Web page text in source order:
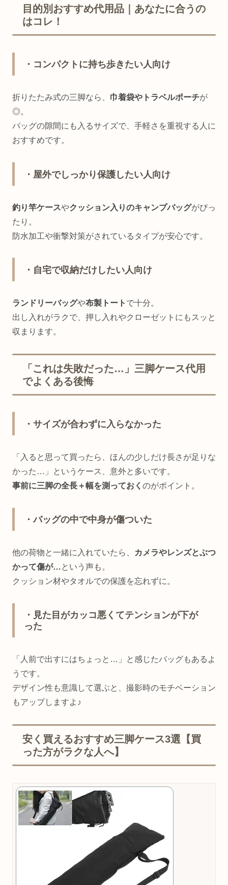
目的別おすすめ代用品｜あなたに合うの
はコレ！
・コンパクトに持ち歩きたい人向け
折りたたみ式の三脚なら、 巾着袋やトラベルポーチが
◎。
バッグの隙間にも入るサイズで、手軽さを重視する人に
おすすめです。
・屋外でしっかり保護したい人向け
釣り竿ケースやクッション入りのキャンプバッグがぴっ
たり。
防水加工や衝撃対策がされているタイプが安心です。
・自宅で収納だけしたい人向け
ランドリーバッグや布製トート で十分。
出し入れがラクで、押し入れやクローゼットにもスッと
収まります。
「これは失敗だった…」三脚ケース代用
でよくある後悔
・サイズが合わずに入らなかった
「入ると思って買ったら、ほんの少しだけ長さが足りな
かった…」というケース、意外と多いです。
事前に三脚の全長＋幅を測っておく のがポイント。
・バッグの中で中身が傷ついた
他の荷物と一緒に入れていたら、
カメラやレンズとぶつ
かって傷が…という声も。
クッション材やタオルでの保護を忘れずに。
・見た目がカッコ悪くてテンションが下が
った
「人前で出すにはちょっと…」と感じたバッグもあるよ
うです。
デザイン性も意識して選ぶと、撮影時のモチベーション
もアップしますよ♪
安く買えるおすすめ三脚ケース3選【買
った方がラクな人へ】